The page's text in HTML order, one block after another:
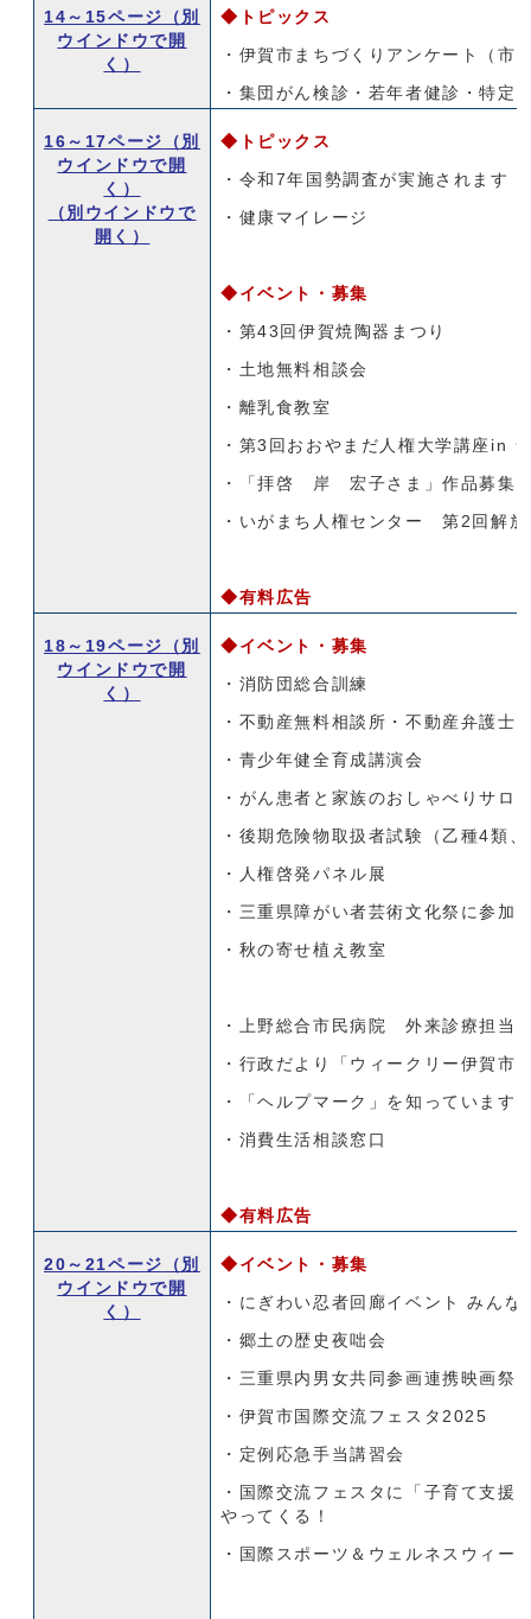
14～15ページ
（別
ウインドウで開
く）
◆トピックス
・伊賀市まちづくりアンケート（市
・集団がん検診・若年者健診・特定
16～17ページ
（別
ウインドウで開
く）
（別ウインドウで
開く）
◆トピックス
・令和7年国勢調査が実施されます
・健康マイレージ
◆イベント・募集
・第43回伊賀焼陶器まつり
・土地無料相談会
・離乳食教室
・第3回おおやまだ人権大学講座in
・「拝啓 岸 宏子さま」作品募集
・いがまち人権センター 第2回解放
◆有料広告
18～19ページ
（別
ウインドウで開
く）
◆イベント・募集
・消防団総合訓練
・不動産無料相談所・不動産弁護士
・青少年健全育成講演会
・がん患者と家族のおしゃべりサロ
・後期危険物取扱者試験（乙種4類
・人権啓発パネル展
・三重県障がい者芸術文化祭に参加
・秋の寄せ植え教室
・上野総合市民病院 外来診療担当
・行政だより「ウィークリー伊賀市
・「ヘルプマーク」を知っています
・消費生活相談窓口
◆有料広告
20～21ページ
（別
ウインドウで開
く）
◆イベント・募集
・にぎわい忍者回廊イベント みん
・郷土の歴史夜咄会
・三重県内男女共同参画連携映画祭
・伊賀市国際交流フェスタ2025
・定例応急手当講習会
・国際交流フェスタに「子育て支援
やってくる！
・国際スポーツ＆ウェルネスウィー